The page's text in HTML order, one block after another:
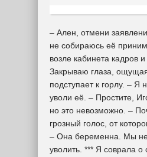
– Ален, отмени
не собираюсь её
возле кабинета кадров
Закрываю глаза,
подступает к горлу. – Я
уволи её. – Простите,
но это невозможно. –
грозный голос, от
– Она беременна. Мы
уволить. *** Я соврала о